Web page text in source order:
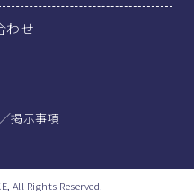
わせ
／掲示事項
All Rights Reserved.